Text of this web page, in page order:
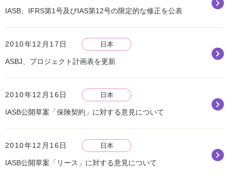
IASB、IFRS第1号及びIAS第12号の限定的な修正を公表
2010年12月17日 日本
ASBJ、プロジェクト計画表を更新
2010年12月16日 日本
IASB公開草案「保険契約」に対する意見について
2010年12月16日 日本
IASB公開草案「リース」に対する意見について